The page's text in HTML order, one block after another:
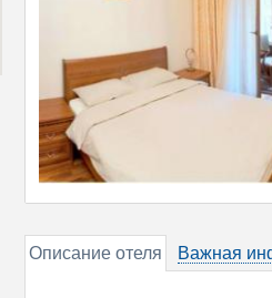
Описание отеля Важная